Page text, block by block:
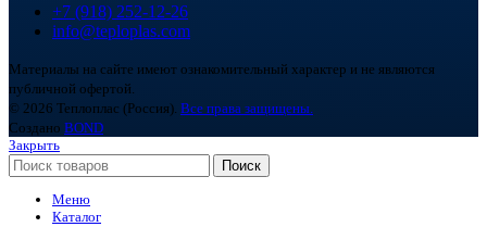
+7 (918) 252-12-26
info@teploplas.com
Материалы на сайте имеют ознакомительный характер и не являются
публичной офертой.
© 2026 Теплоплас (Россия). Все права защищены.
Создано BOND
Закрыть
Поиск
Меню
Каталог